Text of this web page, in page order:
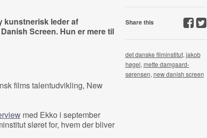
kunstnerisk leder af
Screen. Hun er mere til
films talentudvikling, New
med Ekko i september
sløret for, hvem der bliver
Share this
det danske filminstitut, jakob
høgel, mette damgaard-
sørensen, new danish screen